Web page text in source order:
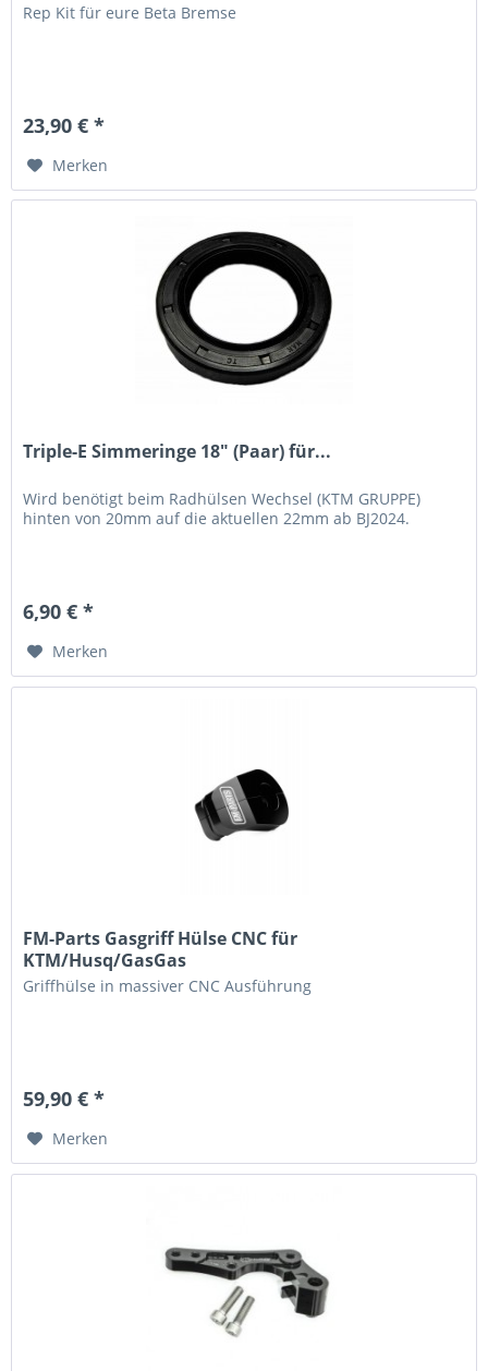
Rep Kit für eure Beta Bremse
23,90 € *
Merken
Triple-E Simmeringe 18" (Paar) für...
Wird benötigt beim Radhülsen Wechsel (KTM GRUPPE)
hinten von 20mm auf die aktuellen 22mm ab BJ2024.
6,90 € *
Merken
FM-Parts Gasgriff Hülse CNC für
KTM/Husq/GasGas
Griffhülse in massiver CNC Ausführung
59,90 € *
Merken